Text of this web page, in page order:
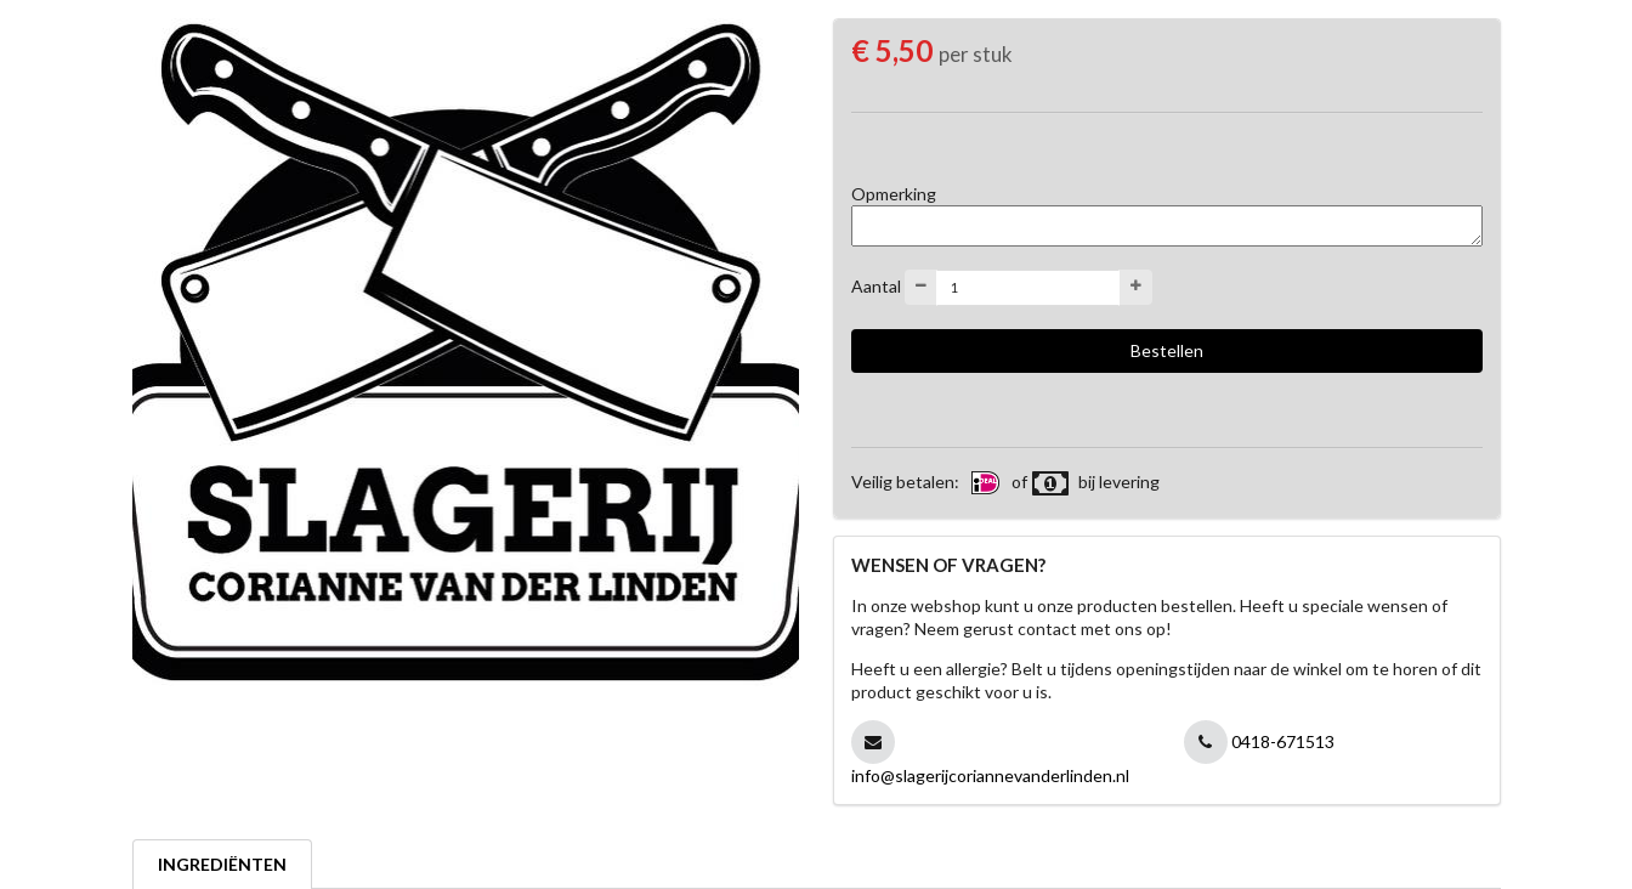
€ 5,50 per stuk
Opmerking
Aantal
Veilig betalen: of bij levering
WENSEN OF VRAGEN?
In onze webshop kunt u onze producten bestellen. Heeft u speciale wensen of
vragen? Neem gerust contact met ons op!
Heeft u een allergie? Belt u tijdens openingstijden naar de winkel om te horen of dit
product geschikt voor u is.
info@slagerijcoriannevanderlinden.nl
0418-671513
INGREDIËNTEN